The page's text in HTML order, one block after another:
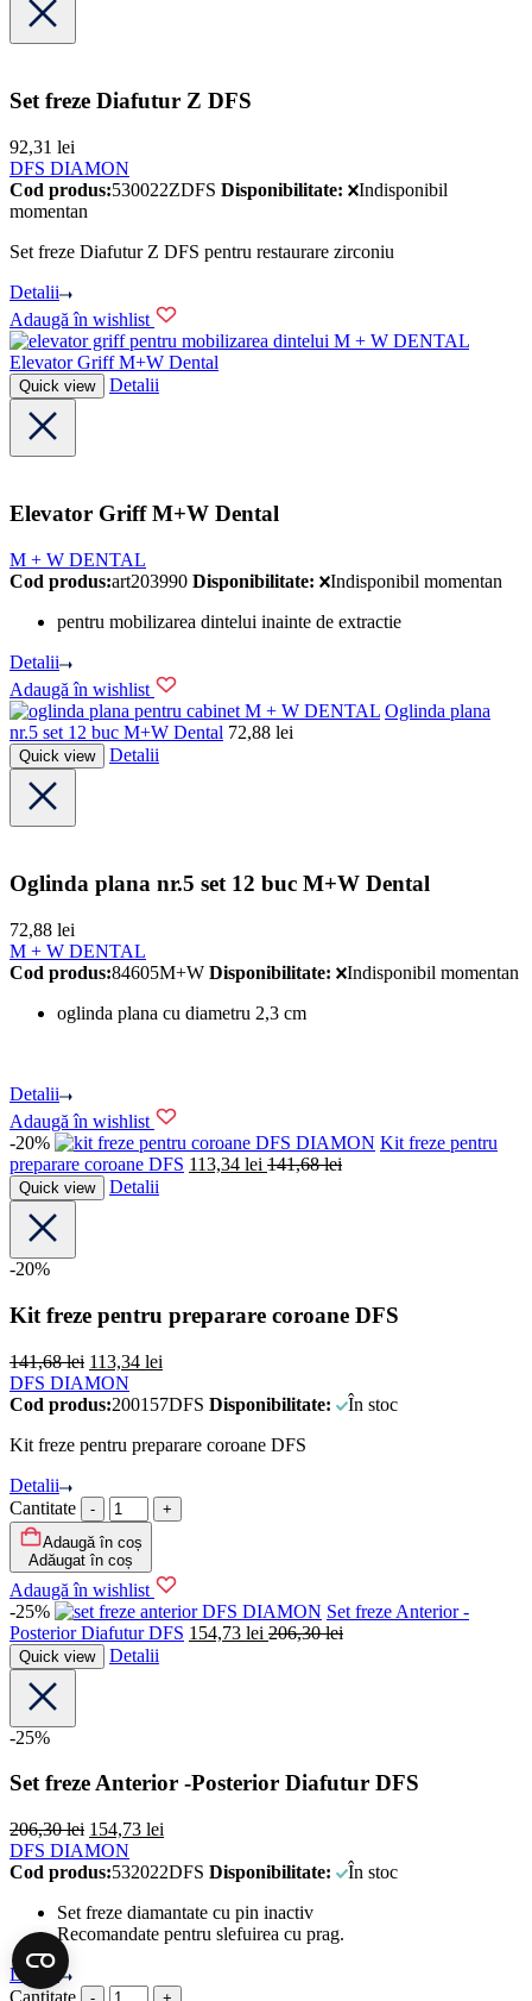
Set freze Diafutur Z DFS
92,31 lei
DFS DIAMON
Cod produs:530022ZDFS Disponibilitate:
Indisponibil
momentan
Set freze Diafutur Z DFS pentru restaurare zirconiu
Detalii
Adaugă în wishlist
M + W DENTAL
Elevator Griff M+W Dental
Quick view Detalii
Elevator Griff M+W Dental
M + W DENTAL
Cod produs:art203990 Disponibilitate:
Indisponibil momentan
pentru mobilizarea dintelui inainte de extractie
Detalii
Adaugă în wishlist
M + W DENTAL Oglinda plana
nr.5 set 12 buc M+W Dental 72,88 lei
Quick view Detalii
Oglinda plana nr.5 set 12 buc M+W Dental
72,88 lei
M + W DENTAL
Cod produs:84605M+W Disponibilitate:
Indisponibil momentan
oglinda plana cu diametru 2,3 cm
Detalii
Adaugă în wishlist
-20%
DFS DIAMON Kit freze pentru
preparare coroane DFS 113,34 lei 141,68lei
Quick view Detalii
-20%
Kit freze pentru preparare coroane DFS
141,68lei 113,34 lei
DFS DIAMON
Cod produs:200157DFS Disponibilitate:
În stoc
Kit freze pentru preparare coroane DFS
Detalii
Cantitate
Adaugă în coș
Adăugat în coș
Adaugă în wishlist
-25%
DFS DIAMON Set freze Anterior -
Posterior Diafutur DFS 154,73 lei 206,30lei
Quick view Detalii
-25%
Set freze Anterior -Posterior Diafutur DFS
206,30lei 154,73 lei
DFS DIAMON
Cod produs:532022DFS Disponibilitate:
În stoc
Set freze diamantate cu pin inactiv
Recomandate pentru slefuirea cu prag.
Detalii
Cantitate